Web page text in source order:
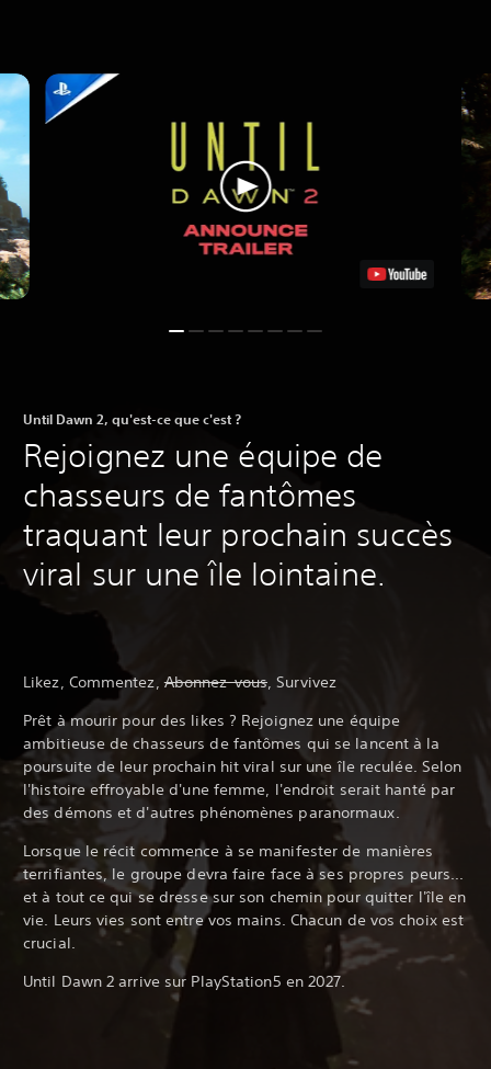
Until Dawn 2, qu'est-ce que c'est ?
Rejoignez une équipe de
chasseurs de fantômes
traquant leur prochain succès
viral sur une île lointaine.
Likez, Commentez,Abonnez-vous, Survivez
Prêt à mourir pour des likes ? Rejoignez une équipe
ambitieuse de chasseurs de fantômes qui se lancent à la
poursuite de leur prochain hit viral sur une île reculée. Selon
l'histoire effroyable d'une femme, l'endroit serait hanté par
des démons et d'autres phénomènes paranormaux.
Lorsque le récit commence à se manifester de manières
terrifiantes, le groupe devra faire face à ses propres peurs...
et à tout ce qui se dresse sur son chemin pour quitter l'île en
vie. Leurs vies sont entre vos mains. Chacun de vos choix est
crucial.
Until Dawn 2 arrive sur PlayStation5 en 2027.